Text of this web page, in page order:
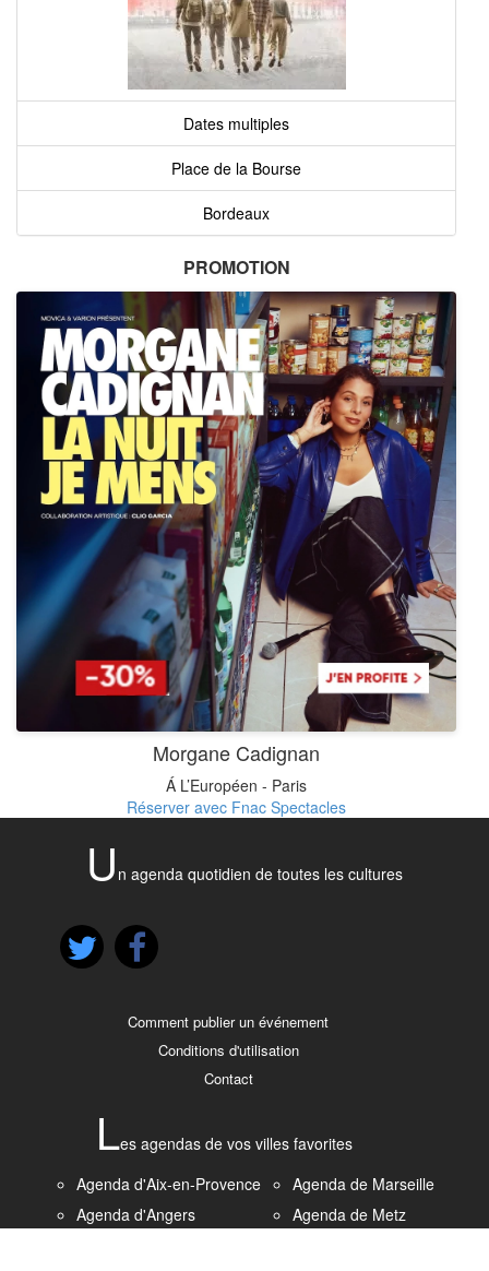
Dates multiples
Place de la Bourse
Bordeaux
PROMOTION
Morgane Cadignan
Á L’Européen - Paris
Réserver avec Fnac Spectacles
U n agenda quotidien de toutes les cultures
Comment publier un événement
Conditions d'utilisation
Contact
Les agendas de vos villes favorites
Agenda d'Aix-en-Provence
Agenda d'Angers
Agenda de Marseille
Agenda de Metz